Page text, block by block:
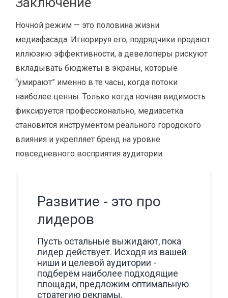
Ночной режим — это половина жизни
медиафасада. Игнорируя его, подрядчики продают
иллюзию эффективности, а девелоперы рискуют
вкладывать бюджеты в экраны, которые
“умирают” именно в те часы, когда потоки
наиболее ценны. Только когда ночная видимость
фиксируется профессионально, медиасетка
становится инструментом реального городского
влияния и укрепляет бренд на уровне
повседневного восприятия аудитории.